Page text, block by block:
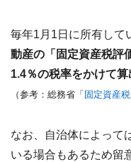
毎年1月1日に所有して
動産の「固定資産税評
1.4％の税率をかけて算
（参考：総務省「 固定資産税
なお、自治体によって
いる場合もあるため留